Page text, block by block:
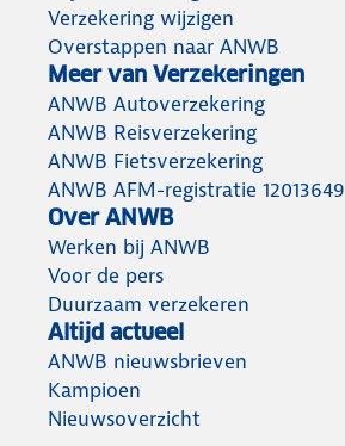
Verzekering wijzigen
Overstappen naar ANWB
Meer van Verzekeringen
ANWB Autoverzekering
ANWB Reisverzekering
ANWB Fietsverzekering
ANWB AFM-registratie 12013649
Over ANWB
Werken bij ANWB
Voor de pers
Duurzaam verzekeren
Altijd actueel
ANWB nieuwsbrieven
Kampioen
Nieuwsoverzicht